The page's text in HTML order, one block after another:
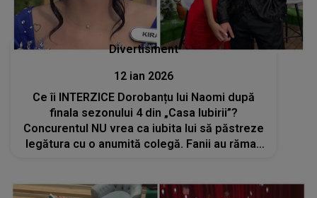
Divertisment
12 ian 2026
Ce îi INTERZICE Dorobanțu lui Naomi după
finala sezonului 4 din „Casa Iubirii”?
Concurentul NU vrea ca iubita lui să păstreze
legătura cu o anumită colegă. Fanii au rămas